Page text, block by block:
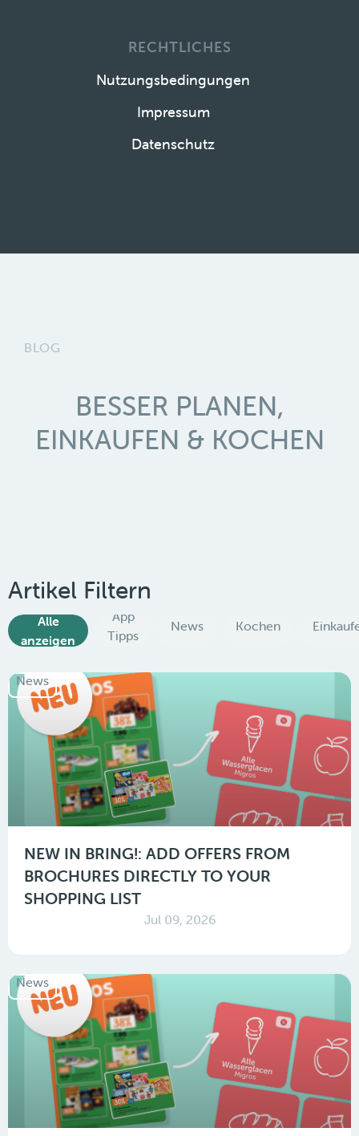
RECHTLICHES
Nutzungsbedingungen
Impressum
Datenschutz
BLOG
BESSER PLANEN,
EINKAUFEN & KOCHEN
Artikel Filtern
Alle
anzeigen
App
Tipps
News Kochen
News
NEW IN BRING!: ADD OFFERS FROM
BROCHURES DIRECTLY TO YOUR
SHOPPING LIST
Jul 09, 2026
News